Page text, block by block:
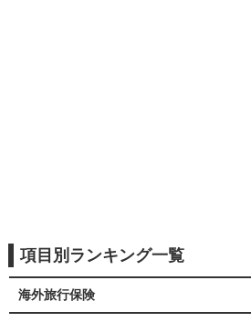
項目別ランキング一覧
海外旅行保険